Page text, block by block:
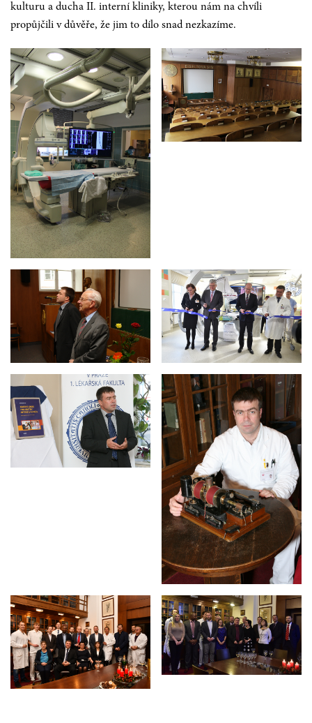
kulturu a ducha II. interní kliniky, kterou nám na chvíli
propůjčili v důvěře, že jim to dílo snad nezkazíme.